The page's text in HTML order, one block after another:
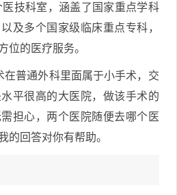
技科室，涵盖了国家重点学科
及多个国家级临床重点专科，
位的医疗服务。
在普通外科里面属于小手术，交
平很高的大医院，做该手术的
担心，两个医院随便去哪个医
的回答对你有帮助。